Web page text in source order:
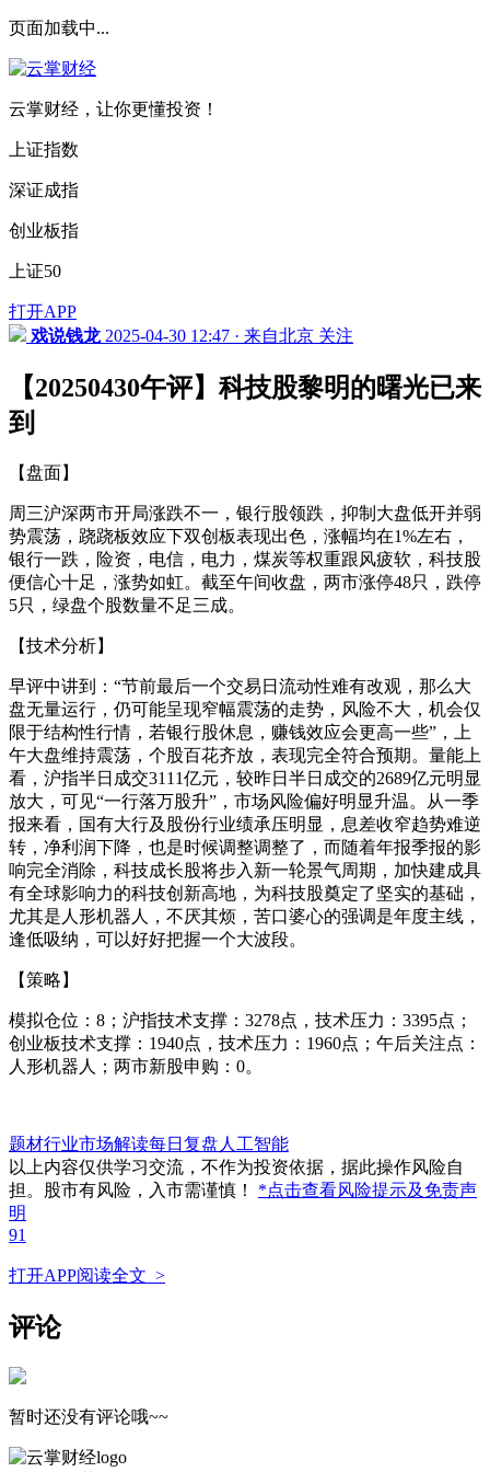
页面加载中...
云掌财经，让你更懂投资！
上证指数
深证成指
创业板指
上证50
打开APP
戏说钱龙 2025-04-30 12:47 · 来自北京 关注
【20250430午评】科技股黎明的曙光已来
到
【盘面】
周三沪深两市开局涨跌不一，银行股领跌，抑制大盘低开并弱
势震荡，跷跷板效应下双创板表现出色，涨幅均在1%左右，
银行一跌，险资，电信，电力，煤炭等权重跟风疲软，科技股
便信心十足，涨势如虹。截至午间收盘，两市涨停48只，跌停
5只，绿盘个股数量不足三成。
【技术分析】
早评中讲到：“节前最后一个交易日流动性难有改观，那么大
盘无量运行，仍可能呈现窄幅震荡的走势，风险不大，机会仅
限于结构性行情，若银行股休息，赚钱效应会更高一些”，上
午大盘维持震荡，个股百花齐放，表现完全符合预期。量能上
看，沪指半日成交3111亿元，较昨日半日成交的2689亿元明显
放大，可见“一行落万股升”，市场风险偏好明显升温。从一季
报来看，国有大行及股份行业绩承压明显，息差收窄趋势难逆
转，净利润下降，也是时候调整调整了，而随着年报季报的影
响完全消除，科技成长股将步入新一轮景气周期，加快建成具
有全球影响力的科技创新高地，为科技股奠定了坚实的基础，
尤其是人形机器人，不厌其烦，苦口婆心的强调是年度主线，
逢低吸纳，可以好好把握一个大波段。
【策略】
模拟仓位：8；沪指技术支撑：3278点，技术压力：3395点；
创业板技术支撑：1940点，技术压力：1960点；午后关注点：
人形机器人；两市新股申购：0。
题材行业市场解读每日复盘 人工智能
以上内容仅供学习交流，不作为投资依据，据此操作风险自
担。股市有风险，入市需谨慎！ *点击查看风险提示及免责声
明
91
打开APP阅读全文 >
评论
暂时还没有评论哦~~